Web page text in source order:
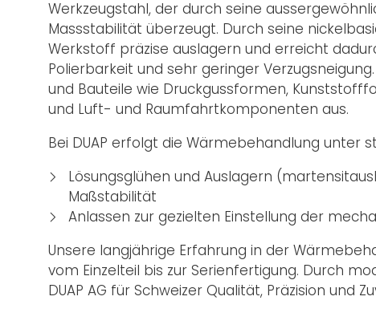
Werkzeugstahl, der durch seine
Massstabilität überzeugt. Durch seine
Werkstoff präzise auslagern und erreicht
Polierbarkeit und sehr geringer
und Bauteile wie Druckgussformen,
und Luft- und Raumfahrtkomponenten aus.
Bei DUAP erfolgt die Wärmebehandlung unter
Lösungsglühen und Auslagern
Maßstabilität
Anlassen zur gezielten Einstellung der
Unsere langjährige Erfahrung in der
vom Einzelteil bis zur Serienfertigung. Durch
DUAP AG für Schweizer Qualität, Präzision und